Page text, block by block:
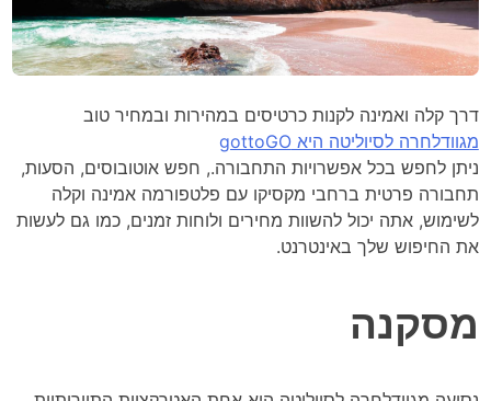
דרך קלה ואמינה לקנות כרטיסים במהירות ובמחיר טוב
מגוודלחרה לסיוליטה היא gottoGO
ניתן לחפש בכל אפשרויות התחבורה., חפש אוטובוסים, הסעות,
תחבורה פרטית ברחבי מקסיקו עם פלטפורמה אמינה וקלה
לשימוש, אתה יכול להשוות מחירים ולוחות זמנים, כמו גם לעשות
את החיפוש שלך באינטרנט.
מסקנה